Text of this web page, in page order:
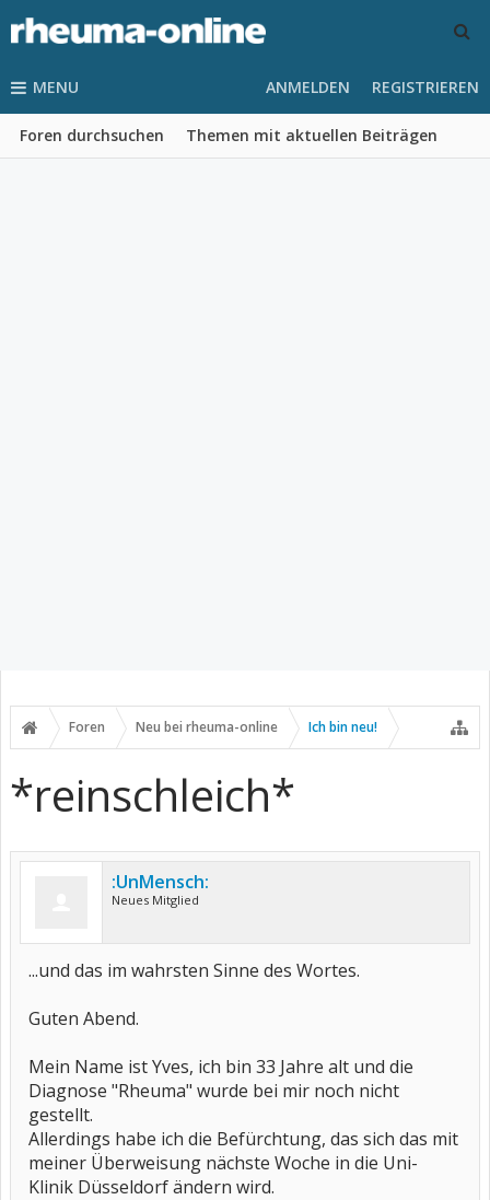
MENU
Foren durchsuchen Themen mit aktuellen Beiträgen
ANMELDEN REGISTRIEREN
Foren Neu bei rheuma-online Ich bin neu!
*reinschleich*
:UnMensch:
Neues Mitglied
...und das im wahrsten Sinne des Wortes.
Guten Abend.
Mein Name ist Yves, ich bin 33 Jahre alt und die
Diagnose "Rheuma" wurde bei mir noch nicht
gestellt.
Allerdings habe ich die Befürchtung, das sich das mit
meiner Überweisung nächste Woche in die Uni-
Klinik Düsseldorf ändern wird.